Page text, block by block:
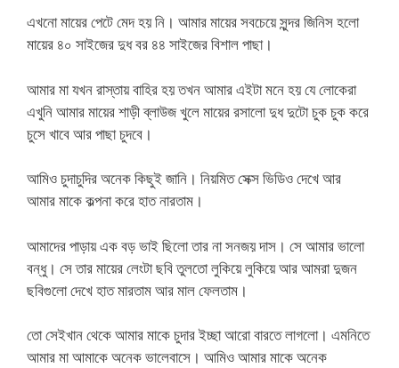
এখনো মায়ের পেটে মেদ হয় নি। আমার মায়ের সবচেয়ে সুন্দর জিনিস হলো
মায়ের ৪০ সাইজের দুধ বর ৪৪ সাইজের বিশাল পাছা।
আমার মা যখন রাস্তায় বাহির হয় তখন আমার এইটা মনে হয় যে লোকেরা
এখুনি আমার মায়ের শাড়ী ব্লাউজ খুলে মায়ের রসালো দুধ দুটো চুক চুক করে
চুসে খাবে আর পাছা চুদবে।
আমিও চুদাচুদির অনেক কিছুই জানি। নিয়মিত সেক্স ভিডিও দেখে আর
আমার মাকে কল্পনা করে হাত নারতাম।
আমাদের পাড়ায় এক বড় ভাই ছিলো তার না সনজয় দাস। সে আমার ভালো
বন্ধু। সে তার মায়ের লেংটা ছবি তুলতো লুকিয়ে লুকিয়ে আর আমরা দুজন
ছবিগুলো দেখে হাত মারতাম আর মাল ফেলতাম।
তো সেইখান থেকে আমার মাকে চুদার ইচ্ছা আরো বারতে লাগলো। এমনিতে
আমার মা আমাকে অনেক ভালেবাসে। আমিও আমার মাকে অনেক